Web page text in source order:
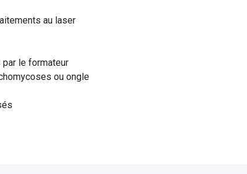
au laser
le formateur
ou ongle